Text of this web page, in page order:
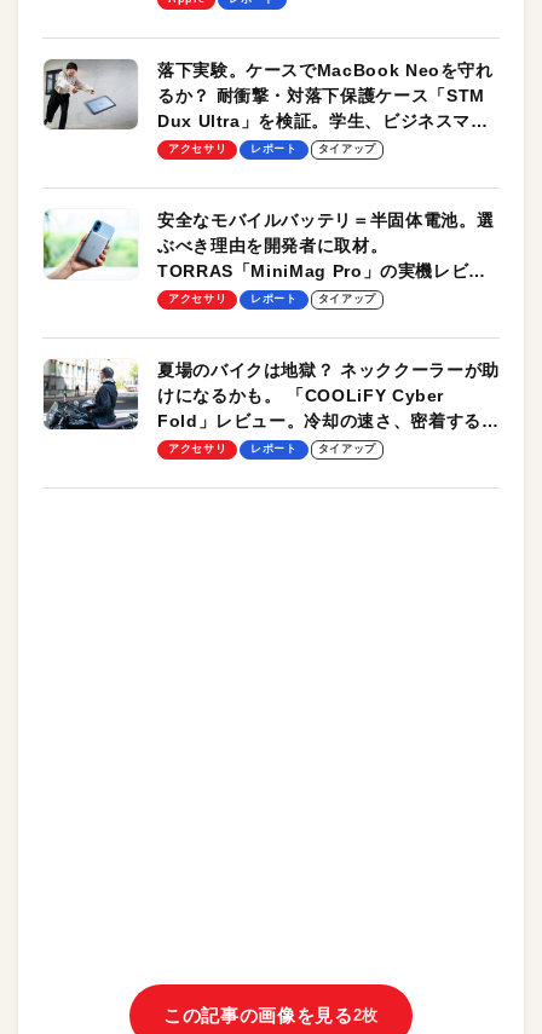
落下実験。ケースでMacBook Neoを守れ
るか？ 耐衝撃・対落下保護ケース「STM
Dux Ultra」を検証。学生、ビジネスマン
のモバイルユースに最適！
アクセサリ レポート タイアップ
安全なモバイルバッテリ＝半固体電池。選
ぶべき理由を開発者に取材。
TORRAS「MiniMag Pro」の実機レビュ
ーも
アクセサリ レポート タイアップ
夏場のバイクは地獄？ ネッククーラーが助
けになるかも。 「COOLiFY Cyber
Fold」レビュー。冷却の速さ、密着する冷
却プレート、シンプルな操作性がグッド！
アクセサリ レポート タイアップ
この記事の画像を見る2枚